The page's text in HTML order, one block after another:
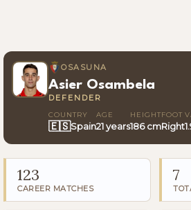
OSASUNA
Asier Osambela
DEFENDER
COUNTRY
🇪🇸Spain
AGE
21 years
HEIGHT
186 cm
FOOT
Right
123
CAREER MATCHES
7